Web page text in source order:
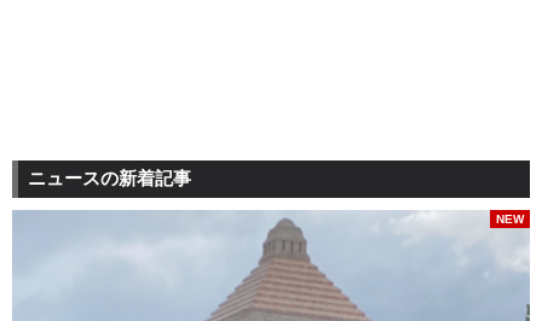
ニュースの新着記事
NEW